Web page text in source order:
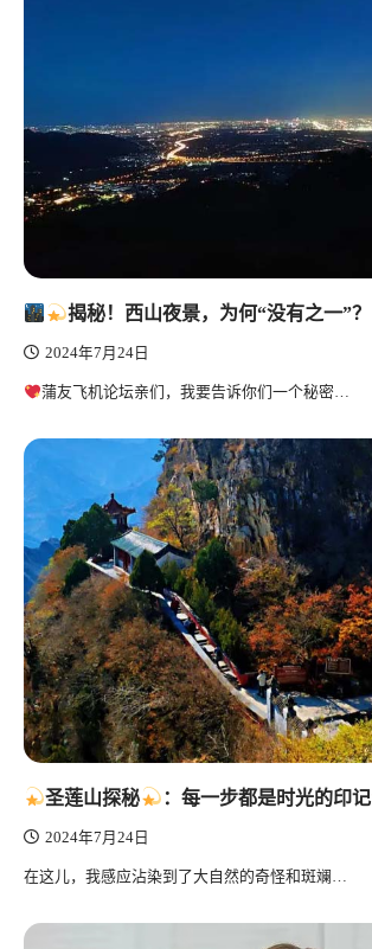
揭秘！西山夜景，为何“没有之一”？
2024年7月24日
蒲友飞机论坛亲们，我要告诉你们一个秘密…
圣莲山探秘 ：每一步都是时光的印记
2024年7月24日
在这儿，我感应沾染到了大自然的奇怪和斑斓…